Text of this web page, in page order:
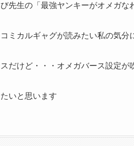
先生の「最強ヤンキーがオメガな
ミカルギャグが読みたい私の気分
だけど・・・オメガバース設定が
いと思います